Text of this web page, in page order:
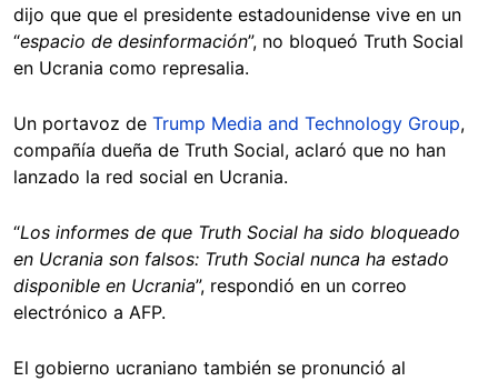
dijo que que el presidente estadounidense vive en un
“espacio de desinformación”, no bloqueó Truth Social
en Ucrania como represalia.
Un portavoz de Trump Media and Technology Group,
compañía dueña de Truth Social, aclaró que no han
lanzado la red social en Ucrania.
“Los informes de que Truth Social ha sido bloqueado
en Ucrania son falsos: Truth Social nunca ha estado
disponible en Ucrania”, respondió en un correo
electrónico a AFP.
El gobierno ucraniano también se pronunció al